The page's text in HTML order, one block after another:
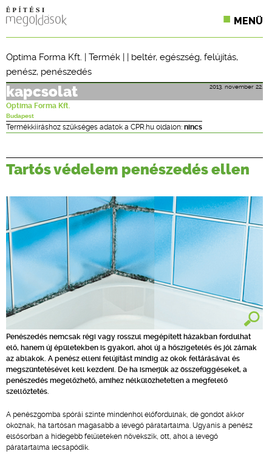
MENÜ
SZAKLAPOK
CPR TERMÉKKIÍRÁS
ÉPÍTÉSI JOG
ONLINE KÉPZÉSEK
TERVEZÉSI SEGÉDLETEK
Optima Forma Kft. | Termék | | beltér, egészség, felújítás,
penész, penészedés
2013. november 22.
kapcsolat
Optima Forma Kft.
Budapest
Termékkiíráshoz szükséges adatok a CPR.hu oldalon: nincs
Tartós védelem penészedés ellen
Penészedés nemcsak régi vagy rosszul megépített házakban fordulhat
elő, hanem új épületekben is gyakori, ahol új a hőszigetelés és jól zárnak
az ablakok. A penész elleni felújítást mindig az okok feltárásával és
megszüntetésével kell kezdeni. De ha ismerjük az összefüggéseket, a
penészedés megelőzhető, amihez nélkülözhetetlen a megfelelő
szellőztetés.
A penészgomba spórái szinte mindenhol előfordulnak, de gondot akkor
okoznak, ha tartósan magasabb a levegő páratartalma. Ugyanis a penész
elsősorban a hidegebb felületeken növekszik, ott, ahol a levegő
páratartalma lecsapódik.